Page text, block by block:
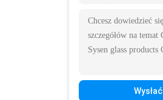
Wysłać